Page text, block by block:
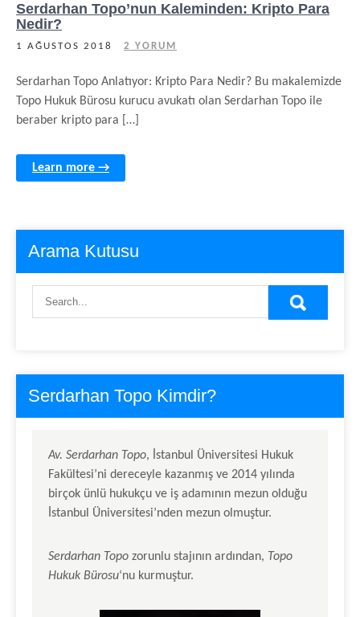
Serdarhan Topo’nun Kaleminden: Kripto Para
Nedir?
1 AĞUSTOS 2018 2 YORUM
Serdarhan Topo Anlatıyor: Kripto Para Nedir? Bu makalemizde
Topo Hukuk Bürosu kurucu avukatı olan Serdarhan Topo ile
beraber kripto para […]
Learn more →
Arama Kutusu
Serdarhan Topo Kimdir?
Av. Serdarhan Topo, İstanbul Üniversitesi Hukuk
Fakültesi’ni dereceyle kazanmış ve 2014 yılında
birçok ünlü hukukçu ve iş adamının mezun olduğu
İstanbul Üniversitesi’nden mezun olmuştur.
Serdarhan Topo zorunlu stajının ardından, Topo
Hukuk Bürosu‘nu kurmuştur.